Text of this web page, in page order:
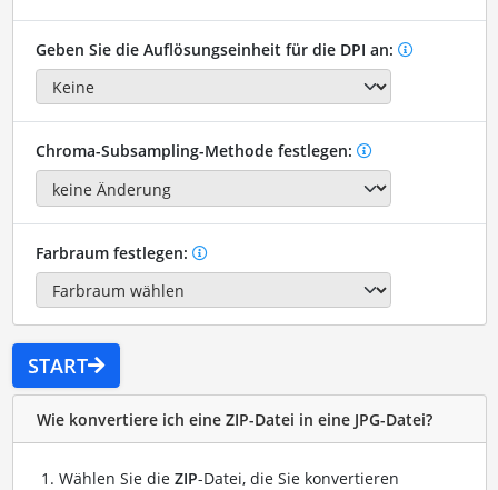
Geben Sie die Auflösungseinheit für die DPI an:
Chroma-Subsampling-Methode festlegen:
Farbraum festlegen:
START
Wie konvertiere ich eine ZIP-Datei in eine JPG-Datei?
Wählen Sie die ZIP-Datei, die Sie konvertieren